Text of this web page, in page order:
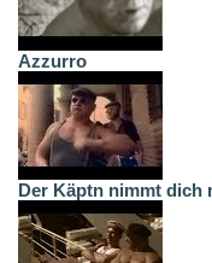
Azzurro
Der Käptn nimmt dich